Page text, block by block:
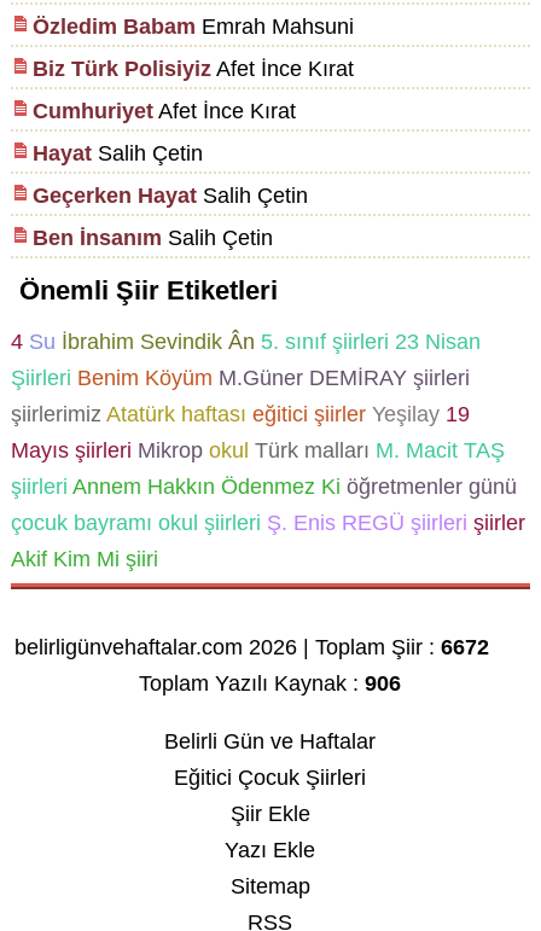
Özledim Babam Emrah Mahsuni
Biz Türk PolisiyizAfet İnce Kırat
CumhuriyetAfet İnce Kırat
HayatSalih Çetin
Geçerken HayatSalih Çetin
Ben İnsanım Salih Çetin
Önemli Şiir Etiketleri
4 Su İbrahim Sevindik Ân 5. sınıf şiirleri 23 Nisan
Şiirleri Benim Köyüm M.Güner DEMİRAY şiirleri
şiirlerimiz Atatürk haftası eğitici şiirler Yeşilay 19
Mayıs şiirleri Mikrop okul Türk malları M. Macit TAŞ
şiirleri Annem Hakkın Ödenmez Ki öğretmenler günü
çocuk bayramı okul şiirleri Ş. Enis REGÜ şiirleri şiirler
Akif Kim Mi şiiri
belirligünvehaftalar.com 2026 | Toplam Şiir :6672
Toplam Yazılı Kaynak :906
Belirli Gün ve Haftalar
Eğitici Çocuk Şiirleri
Şiir Ekle
Yazı Ekle
Sitemap
RSS